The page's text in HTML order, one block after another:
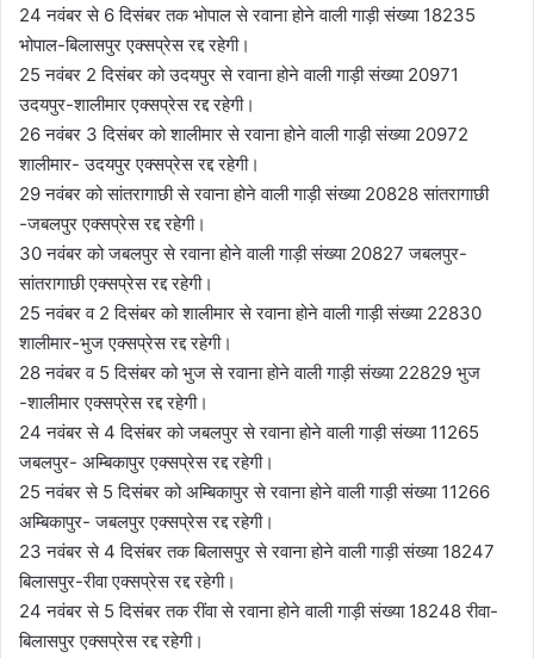
24 नवंबर से 6 दिसंबर तक भोपाल से रवाना होने वाली गाड़ी संख्या 18235
भोपाल-बिलासपुर एक्सप्रेस रद्द रहेगी।
25 नवंबर 2 दिसंबर को उदयपुर से रवाना होने वाली गाड़ी संख्या 20971
उदयपुर-शालीमार एक्सप्रेस रद्द रहेगी।
26 नवंबर 3 दिसंबर को शालीमार से रवाना होने वाली गाड़ी संख्या 20972
शालीमार- उदयपुर एक्सप्रेस रद्द रहेगी।
29 नवंबर को सांतरागाछी से रवाना होने वाली गाड़ी संख्या 20828 सांतरागाछी
-जबलपुर एक्सप्रेस रद्द रहेगी।
30 नवंबर को जबलपुर से रवाना होने वाली गाड़ी संख्या 20827 जबलपुर-
सांतरागाछी एक्सप्रेस रद्द रहेगी।
25 नवंबर व 2 दिसंबर को शालीमार से रवाना होने वाली गाड़ी संख्या 22830
शालीमार-भुज एक्सप्रेस रद्द रहेगी।
28 नवंबर व 5 दिसंबर को भुज से रवाना होने वाली गाड़ी संख्या 22829 भुज
-शालीमार एक्सप्रेस रद्द रहेगी।
24 नवंबर से 4 दिसंबर को जबलपुर से रवाना होने वाली गाड़ी संख्या 11265
जबलपुर- अम्बिकापुर एक्सप्रेस रद्द रहेगी।
25 नवंबर से 5 दिसंबर को अम्बिकापुर से रवाना होने वाली गाड़ी संख्या 11266
अम्बिकापुर- जबलपुर एक्सप्रेस रद्द रहेगी।
23 नवंबर से 4 दिसंबर तक बिलासपुर से रवाना होने वाली गाड़ी संख्या 18247
बिलासपुर-रीवा एक्सप्रेस रद्द रहेगी।
24 नवंबर से 5 दिसंबर तक रींवा से रवाना होने वाली गाड़ी संख्या 18248 रीवा-
बिलासपुर एक्सप्रेस रद्द रहेगी।